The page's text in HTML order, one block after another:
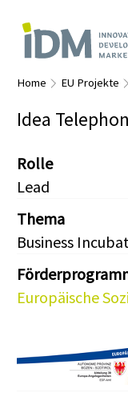
Home EU Projekte
Idea
Rolle
Lead
Thema
Business
Europäische